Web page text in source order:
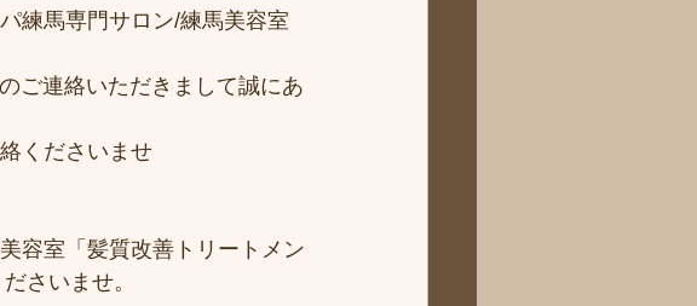
練馬専門サロン/練馬美容室
ご連絡いただきまして誠にあ
くださいませ
容室「髪質改善トリートメン
さいませ。